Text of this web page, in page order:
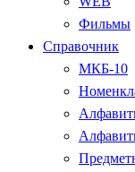
Фильмы
Справочник
МКБ-10